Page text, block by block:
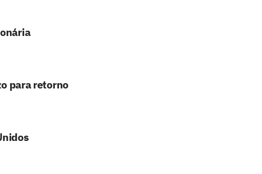
para retorno